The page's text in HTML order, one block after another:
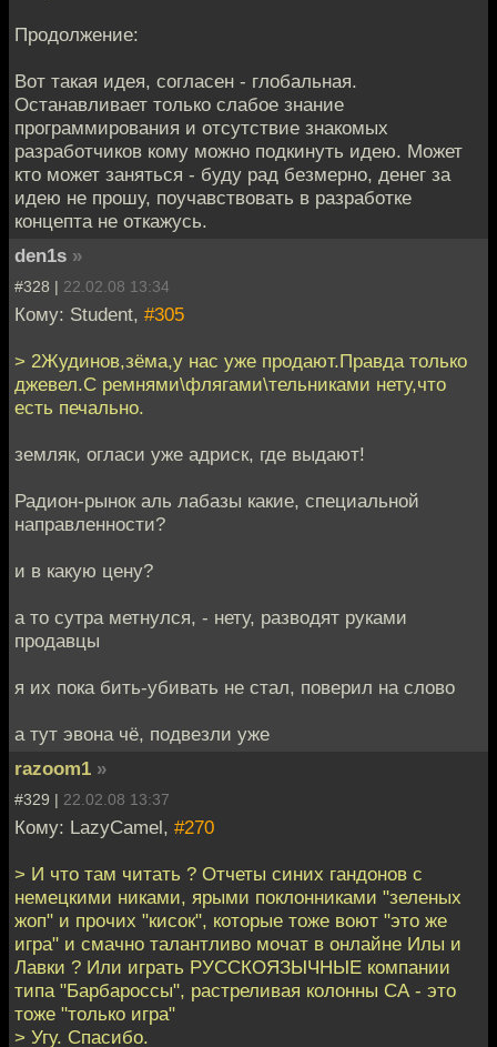
Продолжение:
Вот такая идея, согласен - глобальная.
Останавливает только слабое знание
программирования и отсутствие знакомых
разработчиков кому можно подкинуть идею. Может
кто может заняться - буду рад безмерно, денег за
идею не прошу, поучавствовать в разработке
концепта не откажусь.
den1s »
#328 | 22.02.08 13:34
Кому: Student, #305
> 2Жудинов,зёма,у нас уже продают.Правда только
джевел.С ремнями\флягами\тельниками нету,что
есть печально.
земляк, огласи уже адриск, где выдают!
Радион-рынок аль лабазы какие, специальной
направленности?
и в какую цену?
а то сутра метнулся, - нету, разводят руками
продавцы
я их пока бить-убивать не стал, поверил на слово
а тут эвона чё, подвезли уже
razoom1 »
#329 | 22.02.08 13:37
Кому: LazyCamel, #270
> И что там читать ? Отчеты синих гандонов с
немецкими никами, ярыми поклонниками "зеленых
жоп" и прочих "кисок", которые тоже воют "это же
игра" и смачно талантливо мочат в онлайне Илы и
Лавки ? Или играть РУССКОЯЗЫЧНЫЕ компании
типа "Барбароссы", растреливая колонны СА - это
тоже "только игра"
> Угу. Спасибо.